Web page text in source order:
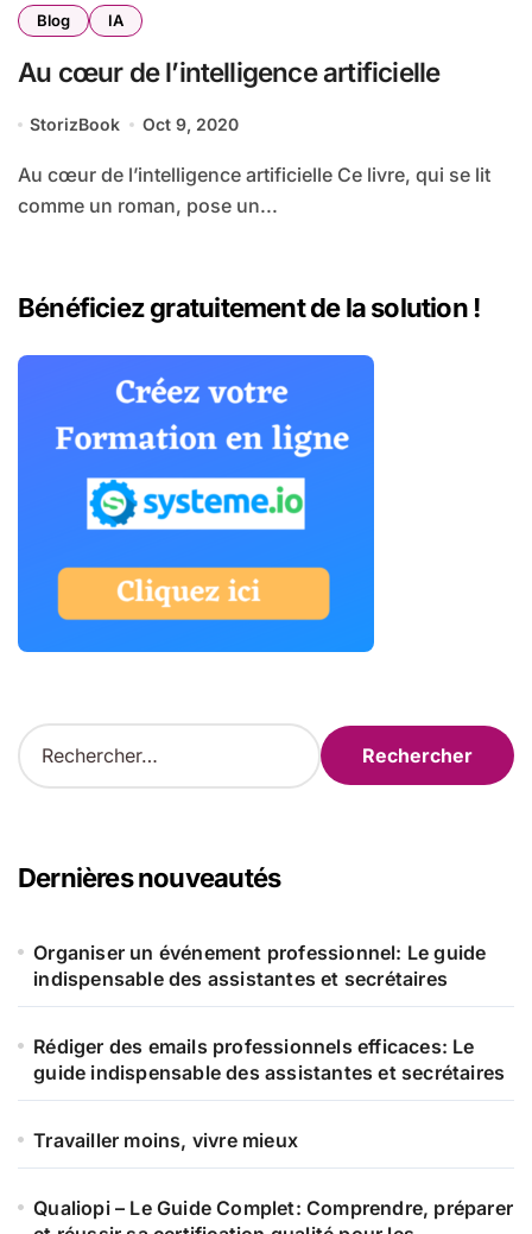
Blog IA
Au cœur de l’intelligence artificielle
StorizBook Oct 9, 2020
Au cœur de l’intelligence artificielle Ce livre, qui se lit
comme un roman, pose un...
Bénéficiez gratuitement de la solution !
R
e
r
c
e
Dernières nouveautés
Organiser un événement professionnel: Le guide
indispensable des assistantes et secrétaires
Rédiger des emails professionnels efficaces: Le
guide indispensable des assistantes et secrétaires
Travailler moins, vivre mieux
Qualiopi – Le Guide Complet: Comprendre, préparer